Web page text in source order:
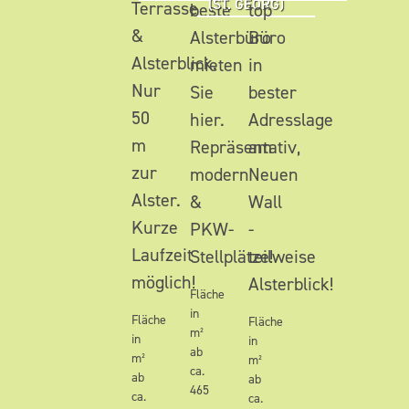
Terrasse
&
Alsterblick.
Nur
50
m
zur
Alster.
Kurze
Laufzeit
möglich!
Fläche
in
m²
ab
ca.
(ST. GEORG)
beste
Alsterbüro
mieten
Sie
hier.
Repräsentativ,
modern
&
PKW-
Stellplätze!
Fläche
in
m²
ab
ca.
465
top
Büro
in
bester
Adresslage
am
Neuen
Wall
-
teilweise
Alsterblick!
Fläche
in
m²
ab
ca.